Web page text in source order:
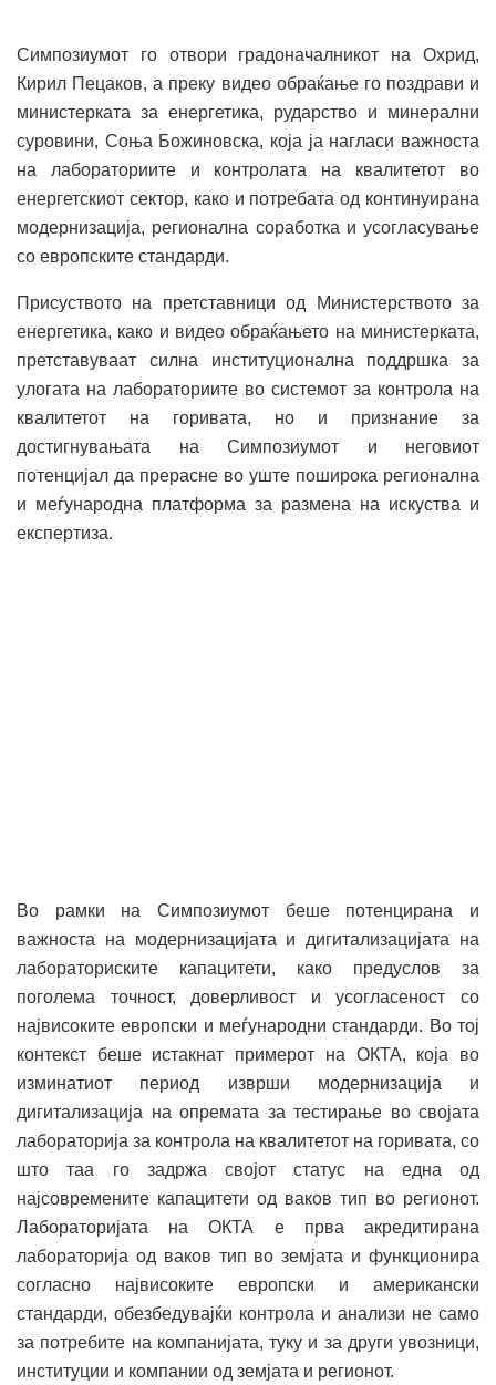
Симпозиумот го отвори градоначалникот на Охрид,
Кирил Пецаков, а преку видео обраќање го поздрави и
министерката за енергетика, рударство и минерални
суровини, Соња Божиновска, која ја нагласи важноста
на лабораториите и контролата на квалитетот во
енергетскиот сектор, како и потребата од континуирана
модернизација, регионална соработка и усогласување
со европските стандарди.
Присуството на претставници од Министерството за
енергетика, како и видео обраќањето на министерката,
претставуваат силна институционална поддршка за
улогата на лабораториите во системот за контрола на
квалитетот на горивата, но и признание за
достигнувањата на Симпозиумот и неговиот
потенцијал да прерасне во уште поширока регионална
и меѓународна платформа за размена на искуства и
експертиза.
Во рамки на Симпозиумот беше потенцирана и
важноста на модернизацијата и дигитализацијата на
лабораториските капацитети, како предуслов за
поголема точност, доверливост и усогласеност со
највисоките европски и меѓународни стандарди. Во тој
контекст беше истакнат примерот на ОКТА, која во
изминатиот период изврши модернизација и
дигитализација на опремата за тестирање во својата
лабораторија за контрола на квалитетот на горивата, со
што таа го задржа својот статус на една од
најсовремените капацитети од ваков тип во регионот.
Лабораторијата на ОКТА е прва акредитирана
лабораторија од ваков тип во земјата и функционира
согласно највисоките европски и американски
стандарди, обезбедувајќи контрола и анализи не само
за потребите на компанијата, туку и за други увозници,
институции и компании од земјата и регионот.